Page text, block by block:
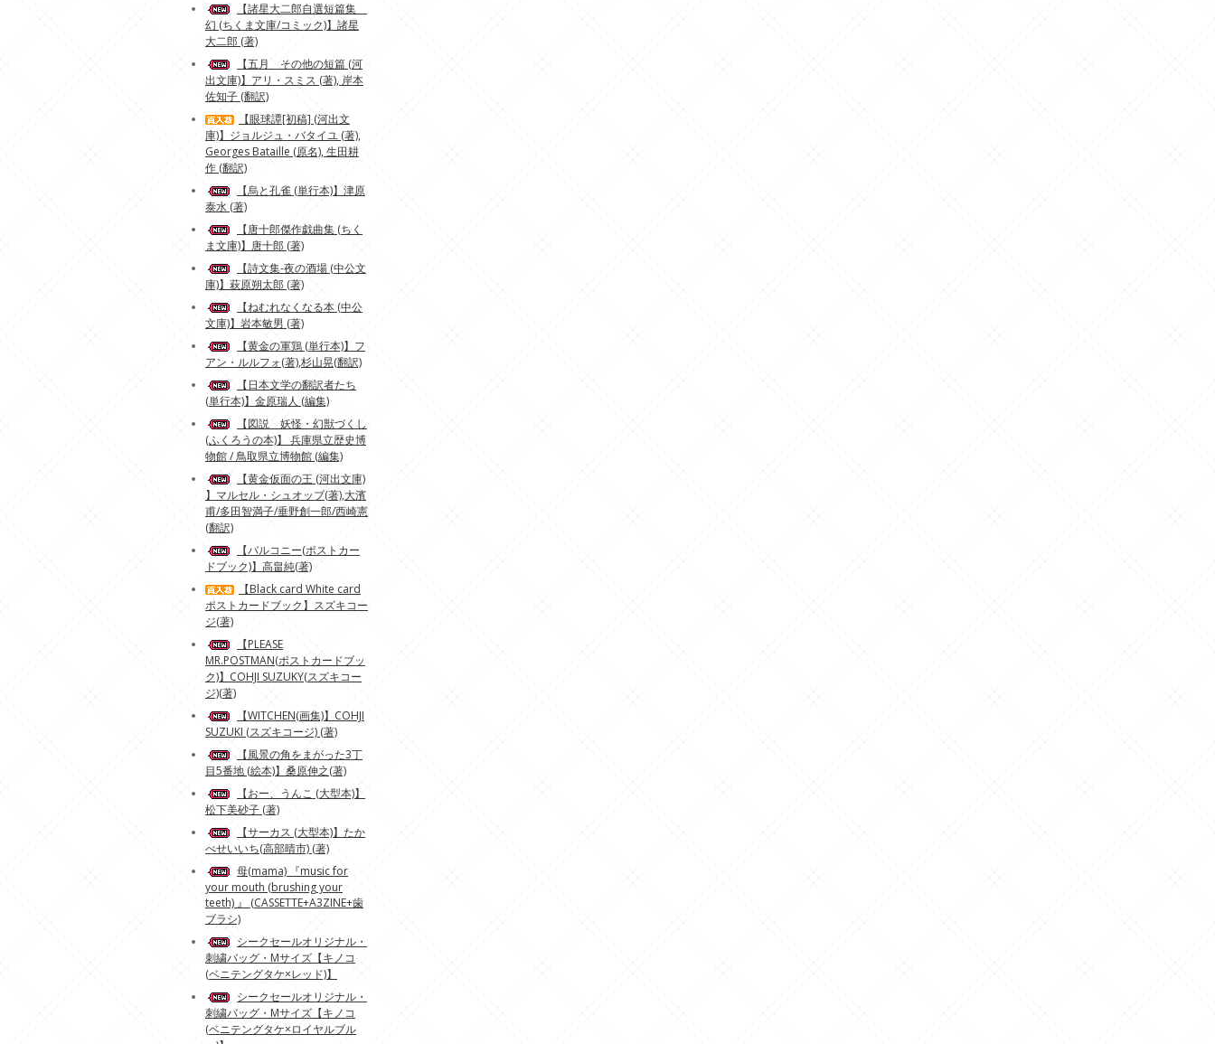
【諸星大二郎自選短篇集
幻 (ちくま文庫/コミック)】諸星
大二郎 (著)
【五月 その他の短篇 (河
出文庫)】アリ・スミス (著), 岸本
佐知子 (翻訳)
【眼球譚[初稿] (河出文
庫)】ジョルジュ・バタイユ (著),
Georges Bataille (原名), 生田耕
作 (翻訳)
【烏と孔雀 (単行本)】津原
泰水 (著)
【唐十郎傑作戯曲集 (ちく
ま文庫)】唐十郎 (著)
【詩文集-夜の酒場 (中公文
庫)】萩原朔太郎 (著)
【ねむれなくなる本 (中公
文庫)】岩本敏男 (著)
【黄金の軍鶏 (単行本)】フ
アン・ルルフォ(著),杉山晃(翻訳)
【日本文学の翻訳者たち
(単行本)】金原瑞人 (編集)
【図説 妖怪・幻獣づくし
(ふくろうの本)】 兵庫県立歴史博
物館 / 鳥取県立博物館 (編集)
【黄金仮面の王 (河出文庫)
】マルセル・シュオッブ(著),大濱
甫/多田智満子/垂野創一郎/西崎憲
(翻訳)
【バルコニー(ポストカー
ドブック)】高畠純(著)
【Black card White card
ポストカードブック】スズキコー
ジ(著)
【PLEASE
MR.POSTMAN(ポストカードブッ
ク)】COHJI SUZUKY(スズキコー
ジ)(著)
【WITCHEN(画集)】COHJI
SUZUKI (スズキコージ) (著)
【風景の角をまがった3丁
目5番地 (絵本)】桑原伸之(著)
【おー、うんこ (大型本)】
松下美砂子 (著)
【サーカス (大型本)】たか
べせいいち(高部晴市) (著)
母(mama) 『music for
your mouth (brushing your
teeth) 』 (CASSETTE+A3ZINE+歯
ブラシ)
シークセールオリジナル・
刺繍バッグ・Mサイズ【キノコ
(ベニテングタケ×レッド)】
シークセールオリジナル・
刺繍バッグ・Mサイズ【キノコ
(ベニテングタケ×ロイヤルブル